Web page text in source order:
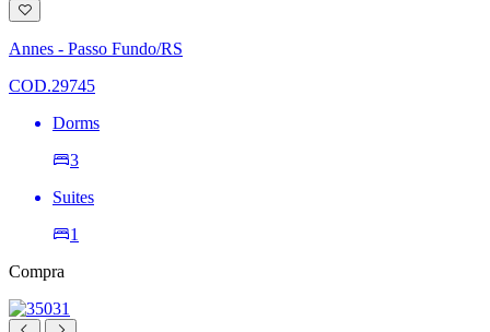
Adicionar
à
lista
de
Annes - Passo Fundo/RS
COD.29745
Dorms
3
Suites
1
Compra